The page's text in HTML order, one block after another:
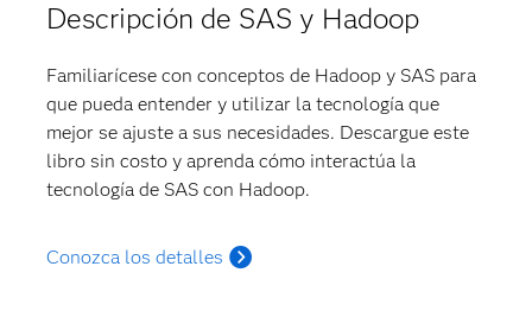
Descripción de SAS y Hadoop
Familiarícese con conceptos de Hadoop y SAS para
que pueda entender y utilizar la tecnología que
mejor se ajuste a sus necesidades. Descargue este
libro sin costo y aprenda cómo interactúa la
tecnología de SAS con Hadoop.
Conozca los detalles